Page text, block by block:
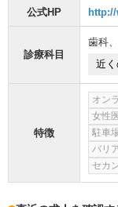
公式HP
診療科目
歯科、
近
特徴
オン
女性
駐車
バリ
セカ